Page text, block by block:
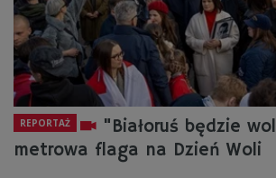
REPORTAŻ
"Białoruś będzie
metrowa flaga na Dzień Woli